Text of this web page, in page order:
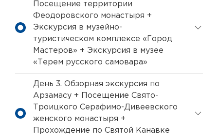
Посещение территории
Феодоровского монастыря +
Экскурсия в музейно-
туристическом комплексе «Город
Мастеров» + Экскурсия в музее
«Терем русского самовара»
День 3. Обзорная экскурсия по
Арзамасу + Посещение Свято-
Троицкого Серафимо-Дивеевского
женского монастыря +
Прохождение по Святой Канавке